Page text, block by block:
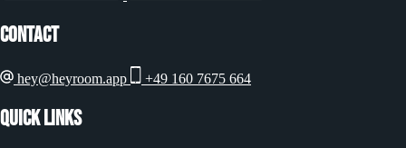
Contact
hey@heyroom.app +49 160 7675 664
Quick Links